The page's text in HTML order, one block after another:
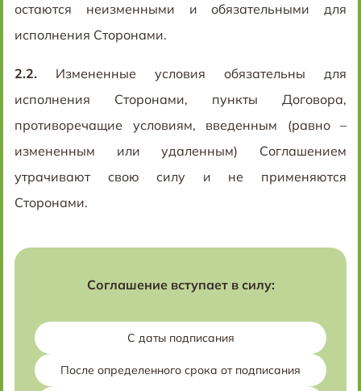
остаются неизменными и обязательными для
исполнения Сторонами.
2.2. Измененные условия обязательны для
исполнения Сторонами, пункты Договора,
противоречащие условиям, введенным (равно –
измененным или удаленным) Соглашением
утрачивают свою силу и не применяются
Сторонами.
Соглашение вступает в силу:
С даты подписания
После определенного срока от подписания